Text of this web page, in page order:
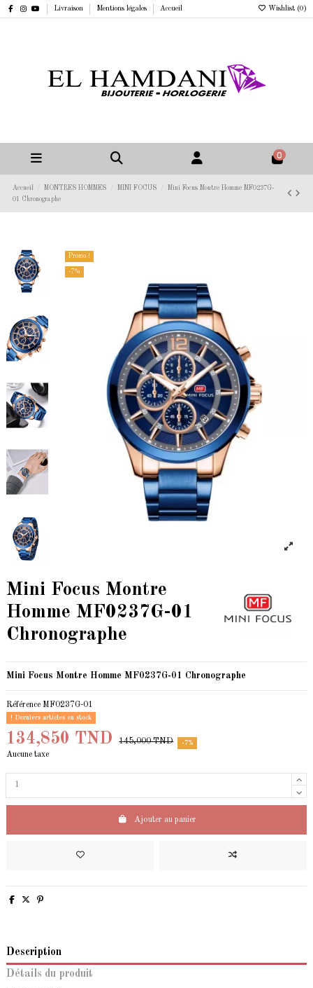
Livraison Mentions légales Accueil Wishlist (0 )
0
Accueil MONTRES HOMMES MINI FOCUS
Mini Focus Montre Homme MF0237G-
01 Chronographe
Promo !
-7%
Mini Focus Montre
Homme MF0237G-01
Chronographe
Mini Focus Montre Homme MF0237G-01 Chronographe
Référence MF0237G-01
Derniers articles en stock
134,850 TND 145,000 TND -7%
Aucune taxe
Ajouter au panier
Description
Détails du produit